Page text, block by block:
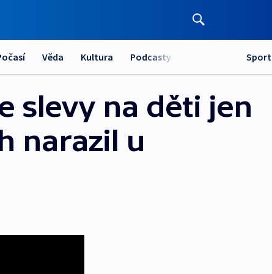
Věda Kultura Podcasty Sport
slevy na děti jen
narazil u